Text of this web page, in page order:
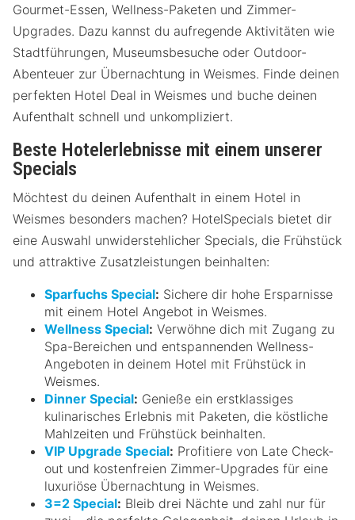
Gourmet-Essen, Wellness-Paketen und Zimmer-
Upgrades. Dazu kannst du aufregende Aktivitäten wie
Stadtführungen, Museumsbesuche oder Outdoor-
Abenteuer zur Übernachtung in Weismes. Finde deinen
perfekten Hotel Deal in Weismes und buche deinen
Aufenthalt schnell und unkompliziert.
Beste Hotelerlebnisse mit einem unserer
Specials
Möchtest du deinen Aufenthalt in einem Hotel in
Weismes besonders machen? HotelSpecials bietet dir
eine Auswahl unwiderstehlicher Specials, die Frühstück
und attraktive Zusatzleistungen beinhalten:
Sparfuchs Special: Sichere dir hohe Ersparnisse
mit einem Hotel Angebot in Weismes.
Wellness Special: Verwöhne dich mit Zugang zu
Spa-Bereichen und entspannenden Wellness-
Angeboten in deinem Hotel mit Frühstück in
Weismes.
Dinner Special: Genieße ein erstklassiges
kulinarisches Erlebnis mit Paketen, die köstliche
Mahlzeiten und Frühstück beinhalten.
VIP Upgrade Special: Profitiere von Late Check-
out und kostenfreien Zimmer-Upgrades für eine
luxuriöse Übernachtung in Weismes.
3=2 Special: Bleib drei Nächte und zahl nur für